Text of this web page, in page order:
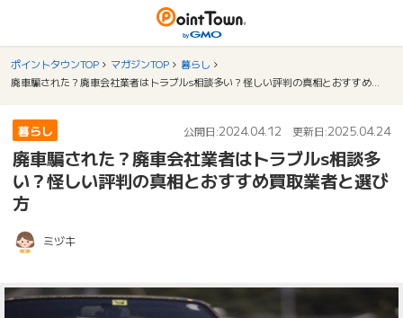
ポイントタウンTOP マガジンTOP
暮らし
暮らし 公開日:2024.04.12 更新日:2025.04.24
廃車騙された？廃車会社業者はトラブルs相談多
い？怪しい評判の真相とおすすめ買取業者と選び
方
ミヅキ